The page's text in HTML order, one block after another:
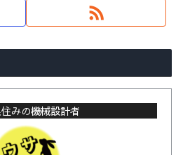
みの機械設計者